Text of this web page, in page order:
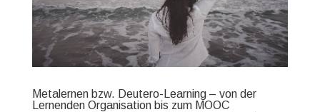
Metalernen bzw. Deutero-Learning – von der
Lernenden Organisation bis zum MOOC